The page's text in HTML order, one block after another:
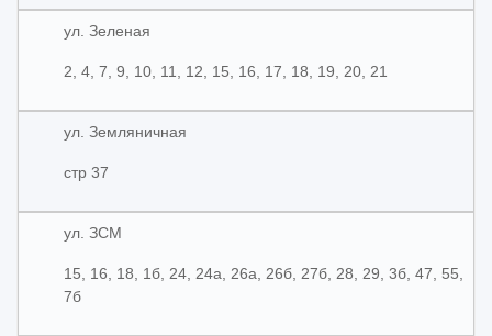
ул. Зеленая
2, 4, 7, 9, 10, 11, 12, 15, 16, 17, 18, 19, 20, 21
ул. Земляничная
стр 37
ул. ЗСМ
15, 16, 18, 1б, 24, 24а, 26а, 26б, 27б, 28, 29, 3б, 47, 55,
7б